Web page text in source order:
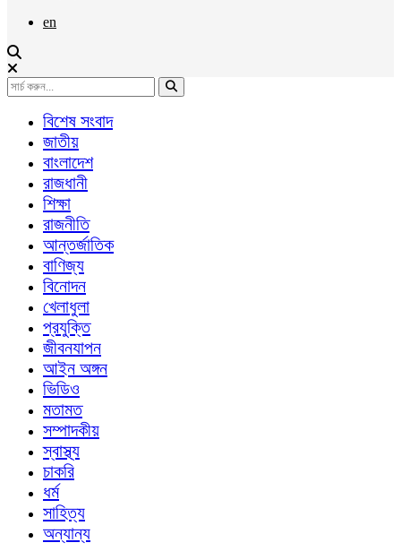
en
বিশেষ সংবাদ
জাতীয়
বাংলাদেশ
রাজধানী
শিক্ষা
রাজনীতি
আন্তর্জাতিক
বাণিজ্য
বিনোদন
খেলাধুলা
প্রযুক্তি
জীবনযাপন
আইন অঙ্গন
ভিডিও
মতামত
সম্পাদকীয়
স্বাস্থ্য
চাকরি
ধর্ম
সাহিত্য
অন্যান্য